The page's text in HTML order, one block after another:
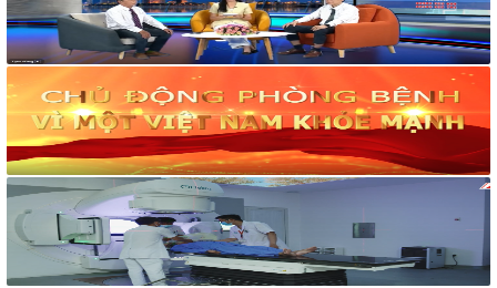
khói thuốc lá năm 2026
2182/VHXH
V/v mời báo giá dịch vụ In ấn tổ chức mít tinh Hưởng ứng
Tuần lễ Quốc gia không khói thuốc lá năm 2026
117/2025/QH15
Luật Bảo vệ bí mật nhà nước
63/2026/NĐ-CP
Nghị định Quy định chi tiết một số điều và biện pháp thi hành
Luật bảo vệ bí mật nhà nước
CÔNG BÁO/Số 1097 + 1098
LUẬT XỬ LÝ VI PHẠM HÀNH CHÍNH